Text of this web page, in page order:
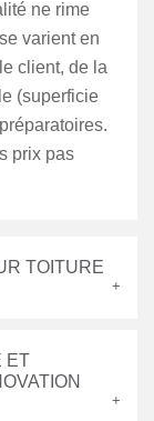
ne rime
varient en
client, de la
(superficie
prix pas
TOITURE
ET